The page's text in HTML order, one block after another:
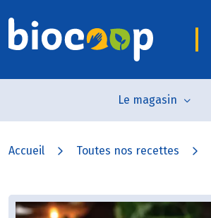
Le magasin
Accueil Toutes nos recettes